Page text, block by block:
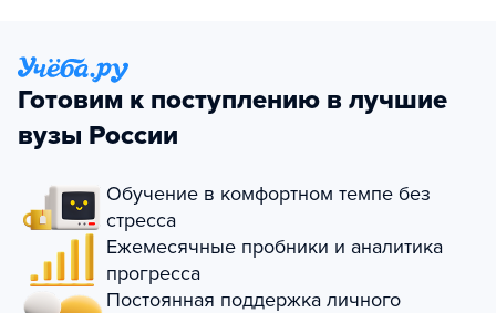
Готовим к поступлению в лучшие
вузы России
Обучение в комфортном темпе без
стресса
Ежемесячные пробники и аналитика
прогресса
Постоянная поддержка личного